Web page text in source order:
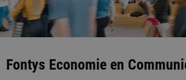
Fontys Economie en